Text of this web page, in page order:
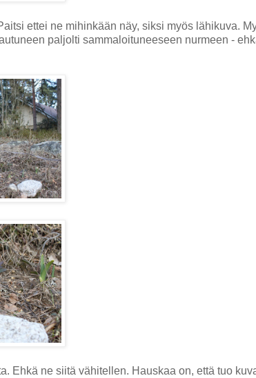
ettei ne mihinkään näy, siksi myös lähikuva.
paljolti sammaloituneeseen nurmeen -
Ehkä ne siitä vähitellen. Hauskaa on, että tuo